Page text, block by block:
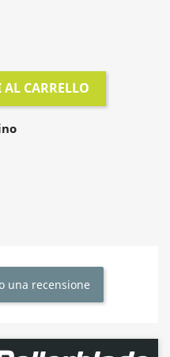
CARRELLO
una recensione